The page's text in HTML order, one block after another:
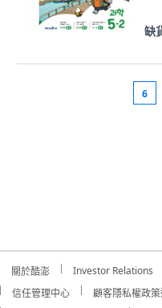
缺
6
關於酷澎 Investor Relations
信任管理中心
顧客隱私權政